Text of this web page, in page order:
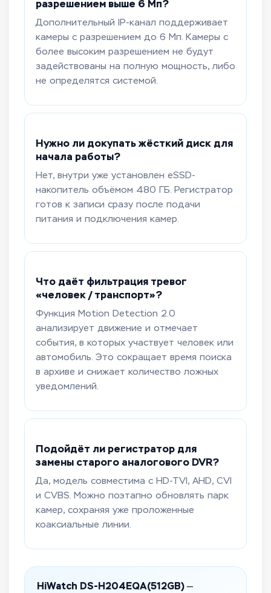
разрешением выше 6 Мп?
Дополнительный IP-канал поддерживает
камеры с разрешением до 6 Мп. Камеры с
более высоким разрешением не будут
задействованы на полную мощность, либо
не определятся системой.
Нужно ли докупать жёсткий диск для
начала работы?
Нет, внутри уже установлен eSSD-
накопитель объёмом 480 ГБ. Регистратор
готов к записи сразу после подачи
питания и подключения камер.
Что даёт фильтрация тревог
«человек / транспорт»?
Функция Motion Detection 2.0
анализирует движение и отмечает
события, в которых участвует человек или
автомобиль. Это сокращает время поиска
в архиве и снижает количество ложных
уведомлений.
Подойдёт ли регистратор для
замены старого аналогового DVR?
Да, модель совместима с HD-TVI, AHD, CVI
и CVBS. Можно поэтапно обновлять парк
камер, сохраняя уже проложенные
коаксиальные линии.
HiWatch DS-H204EQA(512GB) —